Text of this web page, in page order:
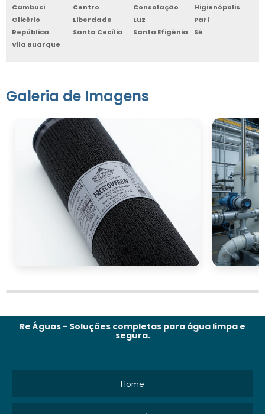
Cambuci
Centro Consolação
Higienópolis
Glicério
Liberdade Luz
Pari
República
Santa Cecília Santa Efigênia
Sé
Vila Buarque
Galeria de Imagens
Re Águas - Soluções completas para água limpa e
segura.
Home